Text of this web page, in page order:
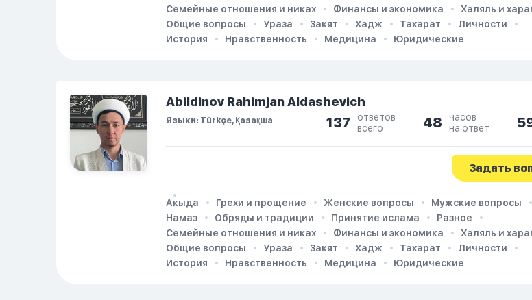
Семейные отношения и никах
Финансы и экономика
Халяль и
Общие вопросы
Ураза Закят Хадж Тахарат
Личности
История
Нравственность Медицина Юридические
Abildinov Rahimjan Aldashevich
Языки: Türkçe, Қазақша 137
ответов
всего
48
часов
на ответ
Задать
Акыда Грехи и прощение Женские вопросы
Мужские вопросы
Намаз
Обряды и традиции Принятие ислама
Разное
Семейные отношения и никах
Финансы и экономика
Халяль и
Общие вопросы
Ураза Закят Хадж Тахарат
Личности
История
Нравственность Медицина Юридические